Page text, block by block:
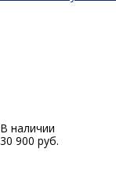
В наличии
30 900 руб.